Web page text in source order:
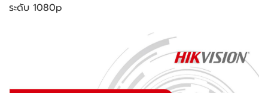
ระดับ 1080p